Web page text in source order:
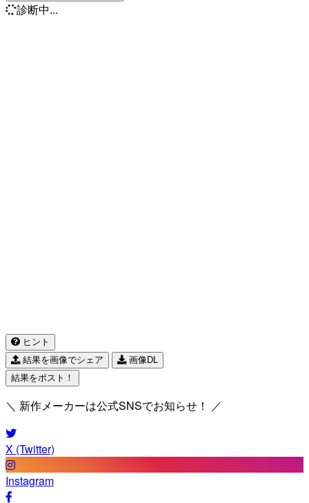
診断中...
ヒント
結果を画像でシェア
画像DL
結果をポスト！
＼ 新作メーカーは公式SNSでお知らせ！ ／
X (Twitter)
Instagram